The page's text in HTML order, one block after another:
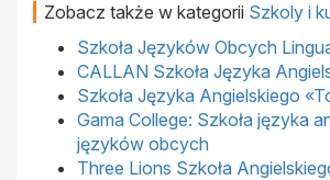
Zobacz także w kategorii Szkoly i
Szkoła Języków Obcych
CALLAN Szkoła Języka
Szkoła Języka Angielskiego
Gama College: Szkoła języka
języków obcych
Three Lions Szkoła